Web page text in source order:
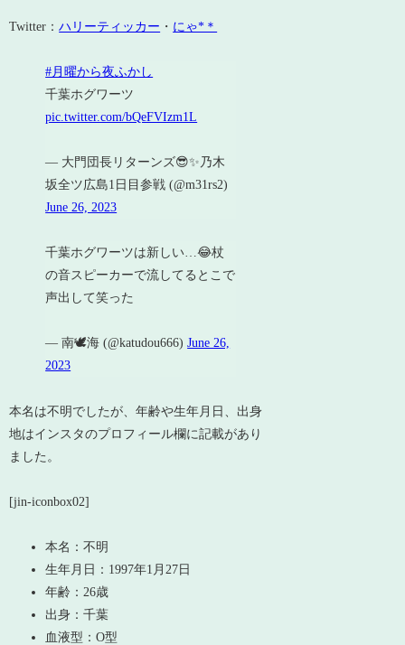
Twitter：ハリーティッカー ・ にゃ*＊
#月曜から夜ふかし
千葉ホグワーツ
pic.twitter.com/bQeFVIzm1L
— 大門団長リターンズ😎✨乃木
坂全ツ広島1日目参戦 (@m31rs2)
June 26, 2023
千葉ホグワーツは新しい…😂杖
の音スピーカーで流してるとこで
声出して笑った
— 南🕊️海 (@katudou666)June 26,
2023
本名は不明でしたが、年齢や生年月日、出身
地はインスタのプロフィール欄に記載があり
ました。
[jin-iconbox02]
本名：不明
生年月日：1997年1月27日
年齢：26歳
出身：千葉
血液型：O型